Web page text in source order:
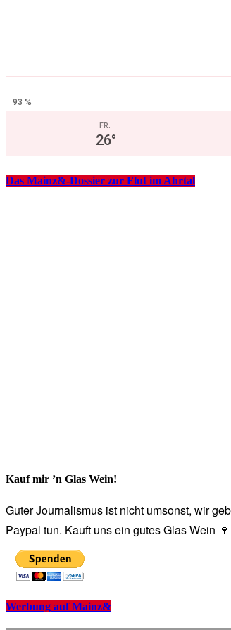
93 %
FR.
26°
Das Mainz&-Dossier zur Flut im Ahrtal
Kauf mir ’n Glas Wein!
Guter Journalismus ist nicht umsonst, wir
Paypal tun. Kauft uns ein gutes Glas Wein
Werbung auf Mainz&